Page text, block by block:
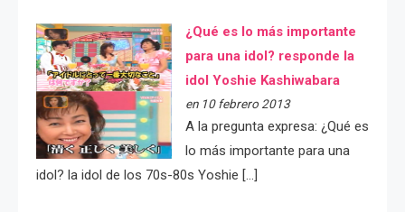
¿Qué es lo más importante
para una idol? responde la
idol Yoshie Kashiwabara
en 10 febrero 2013
A la pregunta expresa: ¿Qué es
lo más importante para una
idol? la idol de los 70s-80s Yoshie […]